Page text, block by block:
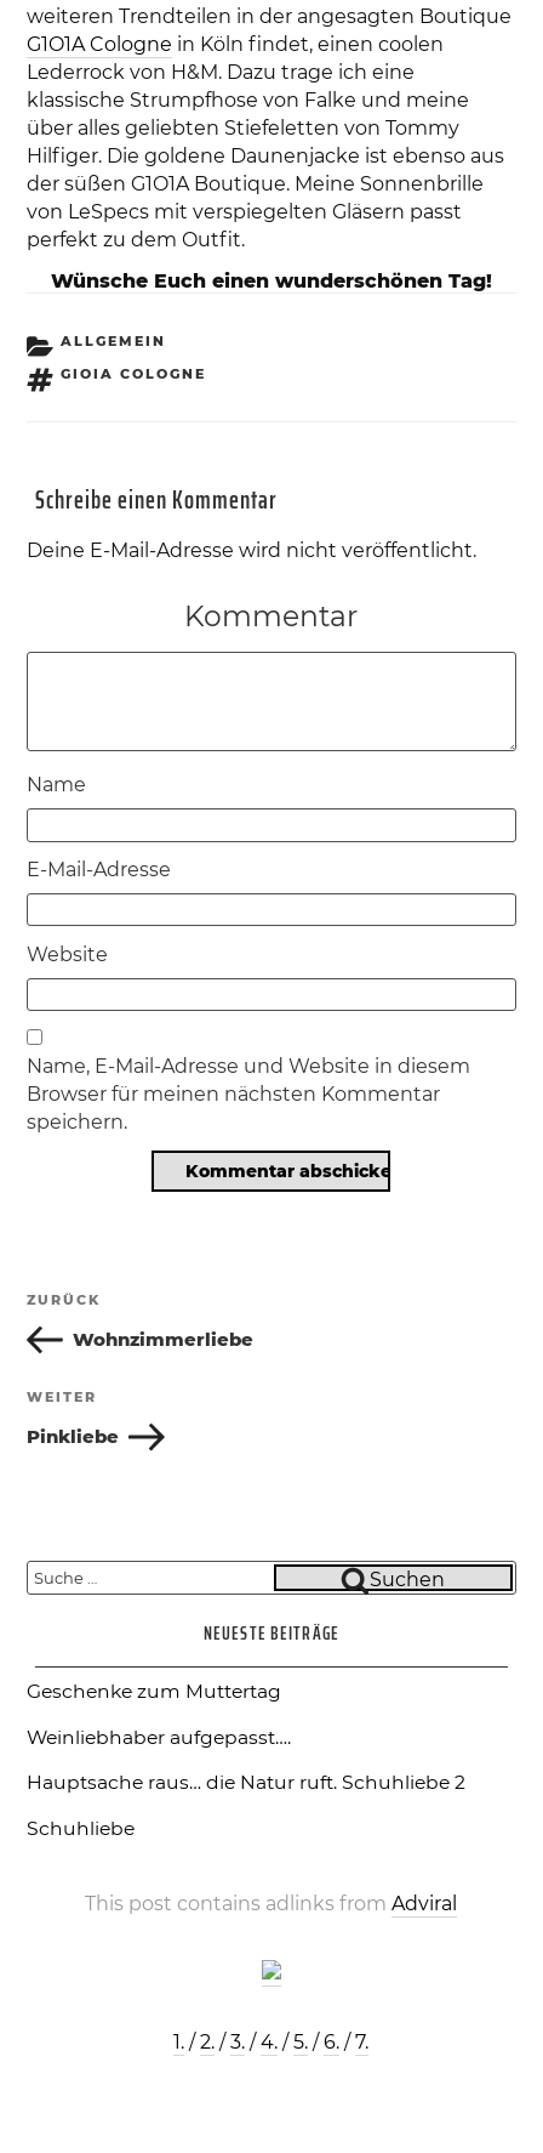
weiteren Trendteilen in der angesagten Boutique
G1O1A Cologne in Köln findet, einen coolen
Lederrock von H&M. Dazu trage ich eine
klassische Strumpfhose von Falke und meine
über alles geliebten Stiefeletten von Tommy
Hilfiger. Die goldene Daunenjacke ist ebenso aus
der süßen G1O1A Boutique. Meine Sonnenbrille
von LeSpecs mit verspiegelten Gläsern passt
perfekt zu dem Outfit.
Wünsche Euch einen wunderschönen Tag!
KATEGORIEN
ALLGEMEIN
SCHLAGWÖRTER
GIOIA COLOGNE
Schreibe einen Kommentar
Deine E-Mail-Adresse wird nicht veröffentlicht.
Kommentar
Name
E-Mail-Adresse
Website
Name, E-Mail-Adresse und Website in diesem
Browser für meinen nächsten Kommentar
speichern.
Beitragsnavigation
Vorheriger
Beitrag
ZURÜCK
Wohnzimmerliebe
Nächster
Beitrag
WEITER
Pinkliebe
Suche
nach:
Suchen
NEUESTE BEITRÄGE
Geschenke zum Muttertag
Weinliebhaber aufgepasst….
Hauptsache raus… die Natur ruft. Schuhliebe 2
Schuhliebe
This post contains adlinks fromAdviral
1. /2. /3. /4. /5. /6. /7.